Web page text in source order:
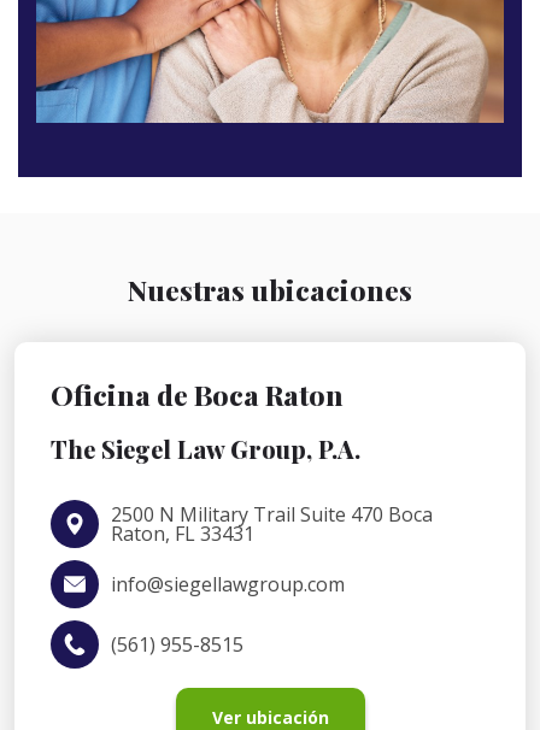
Nuestras ubicaciones
Oficina de Boca Raton
The Siegel Law Group, P.A.
2500 N Military Trail Suite 470 Boca
Raton, FL 33431
info@siegellawgroup.com
(561) 955-8515
Ver ubicación